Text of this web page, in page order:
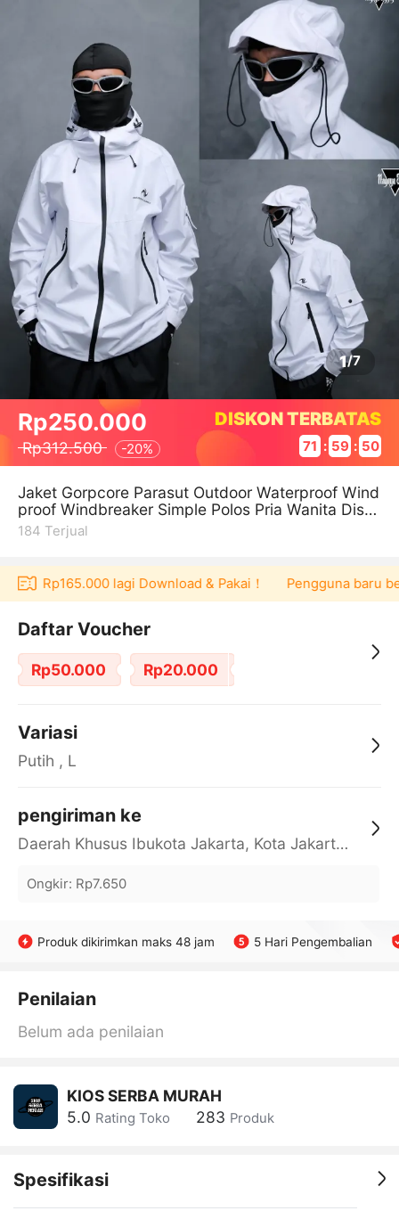
1/7
Rp250.000
Rp312.500 -20%
DISKON TERBATAS
71 : 59 : 49
Jaket Gorpcore Parasut Outdoor Waterproof Wind
proof Windbreaker Simple Polos Pria Wanita Distr
o Original Nagoya Supply
184 Terjual
Rp165.000 lagi Download & Pakai！ Pengguna baru
Daftar Voucher
Rp50.000 Rp20.000
Variasi
Putih , L
pengiriman ke
Daerah Khusus Ibukota Jakarta, Kota Jakarta Barat, Cengkareng, yy
Ongkir: Rp7.650
Produk dikirimkan maks 48 jam 5 Hari Pengembalian
Penilaian
Belum ada penilaian
KIOS SERBA MURAH
5.0 Rating Toko 283 Produk
Spesifikasi